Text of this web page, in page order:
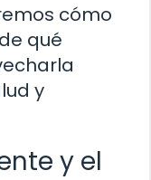
cómo
qué
y
y el